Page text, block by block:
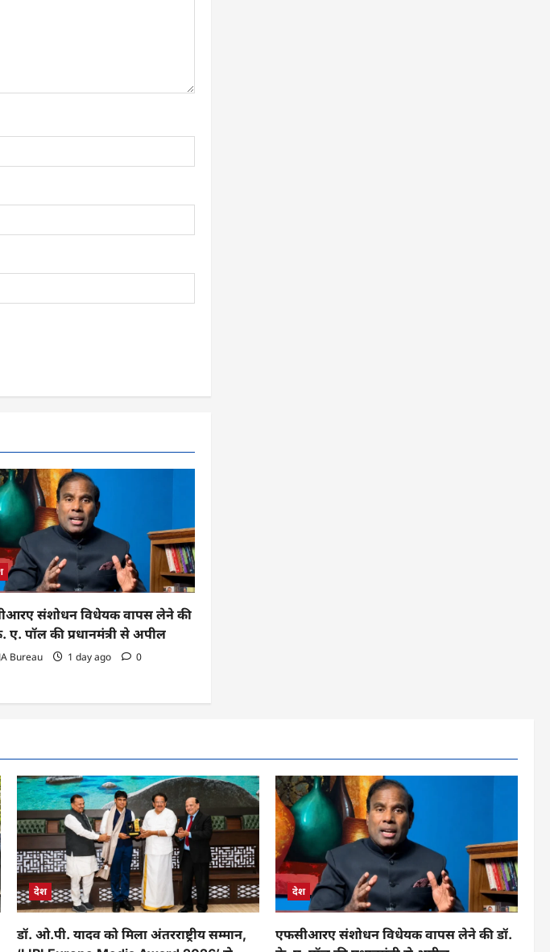
संशोधन विधेयक वापस लेने की
ए. पॉल की प्रधानमंत्री से अपील
JA Bureau 1 day ago 0
देश
डॉ. ओ.पी. यादव को मिला अंतरराष्ट्रीय सम्मान,
देश
एफसीआरए संशोधन विधेयक वापस लेने की डॉ.